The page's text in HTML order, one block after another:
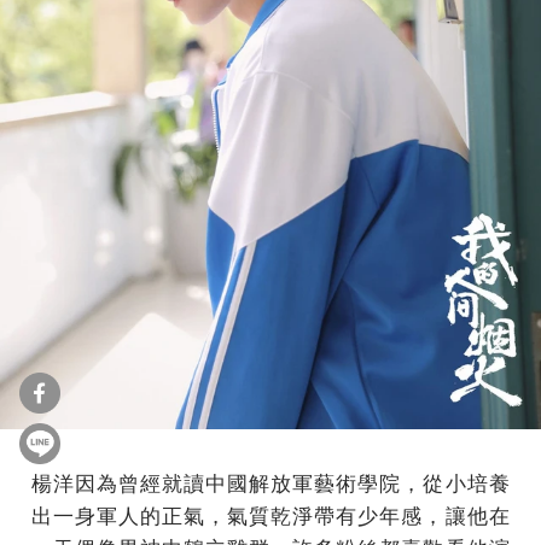
楊洋因為曾經就讀中國解放軍藝術學院，從小培養
出一身軍人的正氣，氣質乾淨帶有少年感，讓他在